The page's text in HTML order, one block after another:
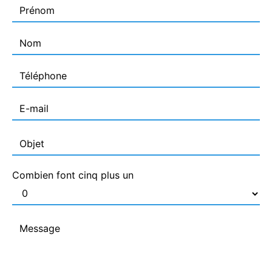
Combien font cinq plus un